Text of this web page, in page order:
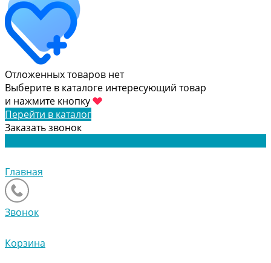
Отложенных товаров нет
Выберите в каталоге интересующий товар
и нажмите кнопку
Перейти в каталог
Заказать звонок
Главная
Звонок
Корзина